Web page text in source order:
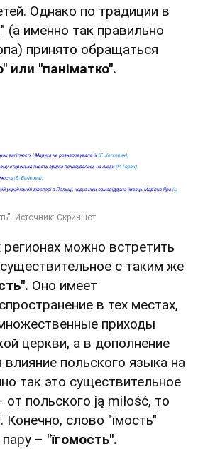
Однако по традиции в
(а именно так правильно
принято обращаться
или "паніматко".
можно встретить
с таким же
Оно имеет
в тех местах,
приходы
церкви, а в дополнение
польского языка на
так это существительное
польского ją miłość, то
Конечно, слово "їмость"
– "їгомость".